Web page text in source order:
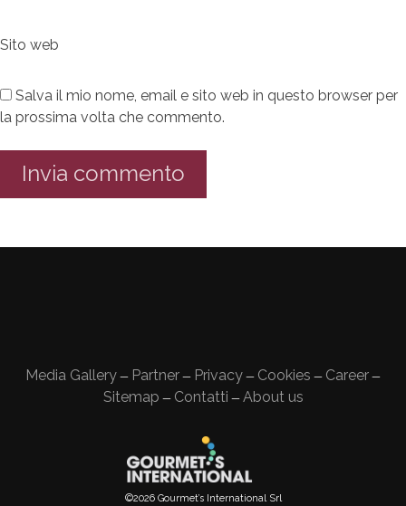
Sito web
Salva il mio nome, email e sito web in questo browser per
la prossima volta che commento.
Media Gallery — Partner — Privacy — Cookies — Career —
Sitemap — Contatti — About us
©2026 Gourmet’s International Srl